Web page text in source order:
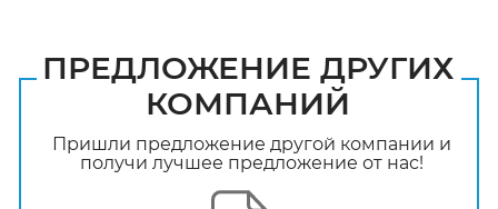
ПРЕДЛОЖЕНИЕ ДРУГИХ
КОМПАНИЙ
Пришли предложение другой компании и
получи лучшее предложение от нас!